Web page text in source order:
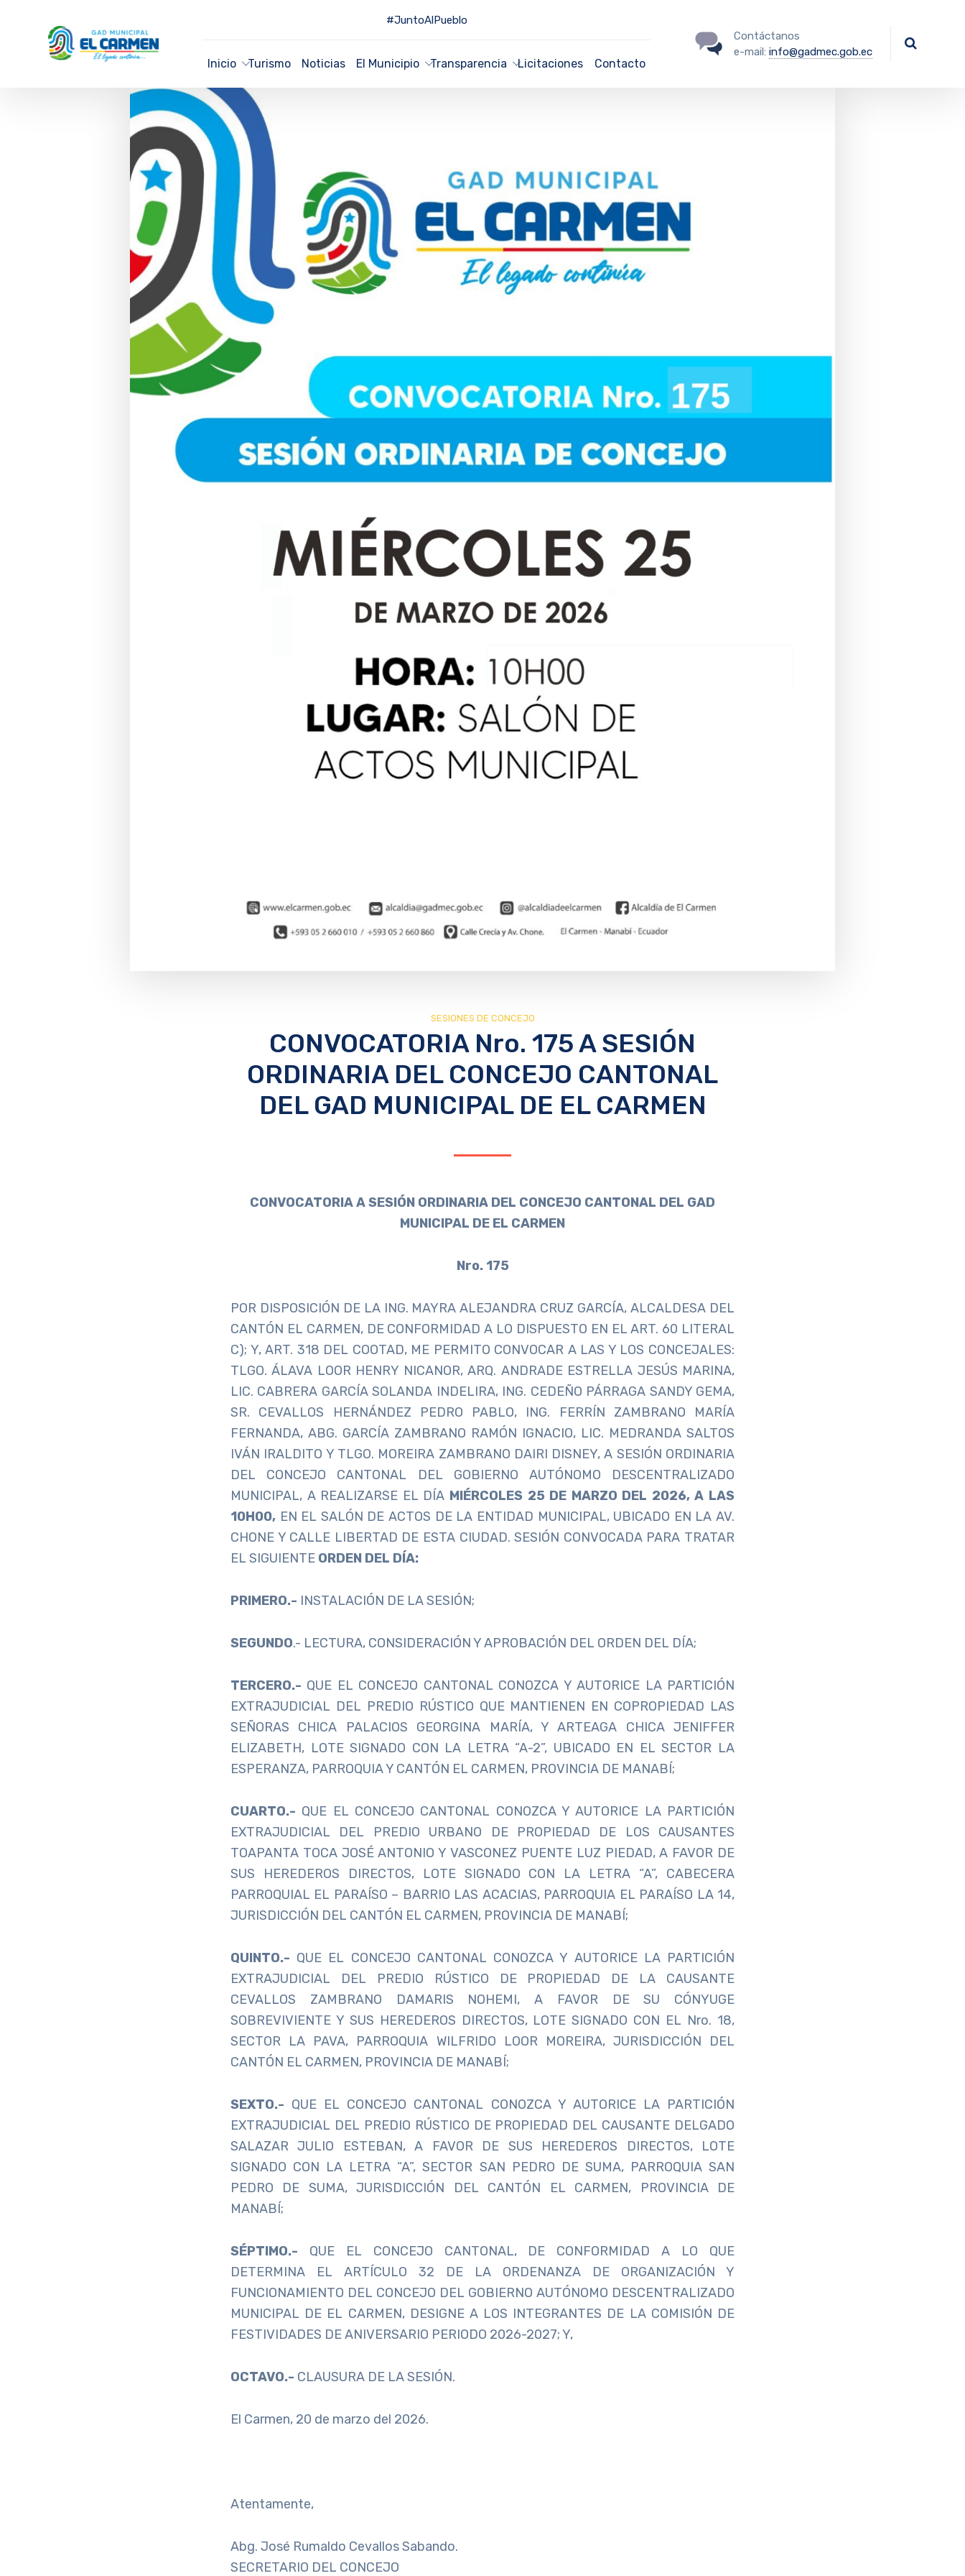
#JuntoAlPueblo
Inicio Turismo Noticias El Municipio Transparencia Licitaciones Contacto
Contáctanos
e-mail: info@gadmec.gob.ec
SESIONES DE CONCEJO
CONVOCATORIA Nro. 175 A SESIÓN
ORDINARIA DEL CONCEJO CANTONAL
DEL GAD MUNICIPAL DE EL CARMEN
CONVOCATORIA A SESIÓN ORDINARIA DEL CONCEJO CANTONAL DEL GAD
MUNICIPAL DE EL CARMEN
Nro. 175
POR DISPOSICIÓN DE LA ING. MAYRA ALEJANDRA CRUZ GARCÍA, ALCALDESA DEL
CANTÓN EL CARMEN, DE CONFORMIDAD A LO DISPUESTO EN EL ART. 60 LITERAL
C); Y, ART. 318 DEL COOTAD, ME PERMITO CONVOCAR A LAS Y LOS CONCEJALES:
TLGO. ÁLAVA LOOR HENRY NICANOR, ARQ. ANDRADE ESTRELLA JESÚS MARINA,
LIC. CABRERA GARCÍA SOLANDA INDELIRA, ING. CEDEÑO PÁRRAGA SANDY GEMA,
SR. CEVALLOS HERNÁNDEZ PEDRO PABLO, ING. FERRÍN ZAMBRANO MARÍA
FERNANDA, ABG. GARCÍA ZAMBRANO RAMÓN IGNACIO, LIC. MEDRANDA SALTOS
IVÁN IRALDITO Y TLGO. MOREIRA ZAMBRANO DAIRI DISNEY, A SESIÓN ORDINARIA
DEL CONCEJO CANTONAL DEL GOBIERNO AUTÓNOMO DESCENTRALIZADO
MUNICIPAL, A REALIZARSE EL DÍA MIÉRCOLES 25 DE MARZO DEL 2026, A LAS
10H00, EN EL SALÓN DE ACTOS DE LA ENTIDAD MUNICIPAL, UBICADO EN LA AV.
CHONE Y CALLE LIBERTAD DE ESTA CIUDAD. SESIÓN CONVOCADA PARA TRATAR
EL SIGUIENTE ORDEN DEL DÍA:
PRIMERO.- INSTALACIÓN DE LA SESIÓN;
SEGUNDO.- LECTURA, CONSIDERACIÓN Y APROBACIÓN DEL ORDEN DEL DÍA;
TERCERO.- QUE EL CONCEJO CANTONAL CONOZCA Y AUTORICE LA PARTICIÓN
EXTRAJUDICIAL DEL PREDIO RÚSTICO QUE MANTIENEN EN COPROPIEDAD LAS
SEÑORAS CHICA PALACIOS GEORGINA MARÍA, Y ARTEAGA CHICA JENIFFER
ELIZABETH, LOTE SIGNADO CON LA LETRA “A-2”, UBICADO EN EL SECTOR LA
ESPERANZA, PARROQUIA Y CANTÓN EL CARMEN, PROVINCIA DE MANABÍ;
CUARTO.- QUE EL CONCEJO CANTONAL CONOZCA Y AUTORICE LA PARTICIÓN
EXTRAJUDICIAL DEL PREDIO URBANO DE PROPIEDAD DE LOS CAUSANTES
TOAPANTA TOCA JOSÉ ANTONIO Y VASCONEZ PUENTE LUZ PIEDAD, A FAVOR DE
SUS HEREDEROS DIRECTOS, LOTE SIGNADO CON LA LETRA “A”, CABECERA
PARROQUIAL EL PARAÍSO – BARRIO LAS ACACIAS, PARROQUIA EL PARAÍSO LA 14,
JURISDICCIÓN DEL CANTÓN EL CARMEN, PROVINCIA DE MANABÍ;
QUINTO.- QUE EL CONCEJO CANTONAL CONOZCA Y AUTORICE LA PARTICIÓN
EXTRAJUDICIAL DEL PREDIO RÚSTICO DE PROPIEDAD DE LA CAUSANTE
CEVALLOS ZAMBRANO DAMARIS NOHEMI, A FAVOR DE SU CÓNYUGE
SOBREVIVIENTE Y SUS HEREDEROS DIRECTOS, LOTE SIGNADO CON EL Nro. 18,
SECTOR LA PAVA, PARROQUIA WILFRIDO LOOR MOREIRA, JURISDICCIÓN DEL
CANTÓN EL CARMEN, PROVINCIA DE MANABÍ;
SEXTO.- QUE EL CONCEJO CANTONAL CONOZCA Y AUTORICE LA PARTICIÓN
EXTRAJUDICIAL DEL PREDIO RÚSTICO DE PROPIEDAD DEL CAUSANTE DELGADO
SALAZAR JULIO ESTEBAN, A FAVOR DE SUS HEREDEROS DIRECTOS, LOTE
SIGNADO CON LA LETRA “A”, SECTOR SAN PEDRO DE SUMA, PARROQUIA SAN
PEDRO DE SUMA, JURISDICCIÓN DEL CANTÓN EL CARMEN, PROVINCIA DE
MANABÍ;
SÉPTIMO.- QUE EL CONCEJO CANTONAL, DE CONFORMIDAD A LO QUE
DETERMINA EL ARTÍCULO 32 DE LA ORDENANZA DE ORGANIZACIÓN Y
FUNCIONAMIENTO DEL CONCEJO DEL GOBIERNO AUTÓNOMO DESCENTRALIZADO
MUNICIPAL DE EL CARMEN, DESIGNE A LOS INTEGRANTES DE LA COMISIÓN DE
FESTIVIDADES DE ANIVERSARIO PERIODO 2026-2027; Y,
OCTAVO.- CLAUSURA DE LA SESIÓN.
El Carmen, 20 de marzo del 2026.
Atentamente,
Abg. José Rumaldo Cevallos Sabando.
SECRETARIO DEL CONCEJO